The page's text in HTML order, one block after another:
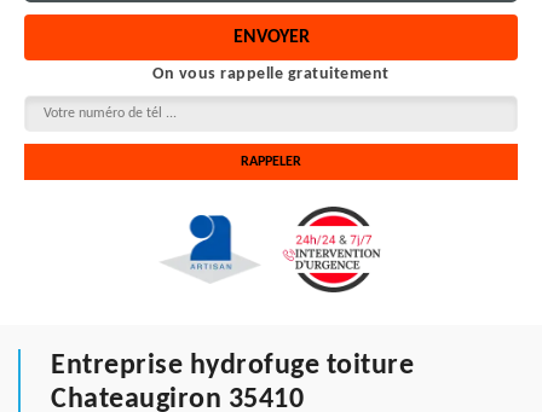
On vous rappelle gratuitement
Entreprise hydrofuge toiture
Chateaugiron 35410